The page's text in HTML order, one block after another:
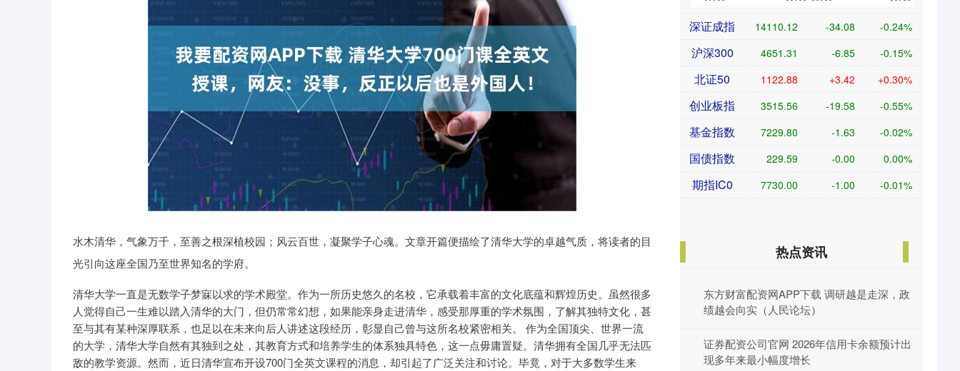
水木清华，气象万千，至善之根深植校园；风云百世，凝聚学子心魂。文章开篇便描绘了清华大学的卓越气质，将读者的目
光引向这座全国乃至世界知名的学府。
清华大学一直是无数学子梦寐以求的学术殿堂。作为一所历史悠久的名校，它承载着丰富的文化底蕴和辉煌历史。虽然很多
人觉得自己一生难以踏入清华的大门，但仍常常幻想，如果能亲身走进清华，感受那厚重的学术氛围，了解其独特文化，甚
至与其有某种深厚联系，也足以在未来向后人讲述这段经历，彰显自己曾与这所名校紧密相关。 作为全国顶尖、世界一流
的大学，清华大学自然有其独到之处，其教育方式和培养学生的体系独具特色，这一点毋庸置疑。清华拥有全国几乎无法匹
敌的教学资源。然而，近日清华宣布开设700门全英文课程的消息，却引起了广泛关注和讨论。毕竟，对于大多数学生来
深证成指 14110.12 -34.08 -0.24%
沪深300 4651.31 -6.85 -0.15%
北证50 1122.88 +3.42 +0.30%
创业板指 3515.56 -19.58 -0.55%
基金指数 7229.80 -1.63 -0.02%
国债指数 229.59 -0.00 0.00%
期指IC0 7730.00 -1.00 -0.01%
热点资讯
东方财富配资网APP下载 调研越是走深，政
绩越会向实（人民论坛）
证券配资公司官网 2026年信用卡余额预计出
现多年来最小幅度增长